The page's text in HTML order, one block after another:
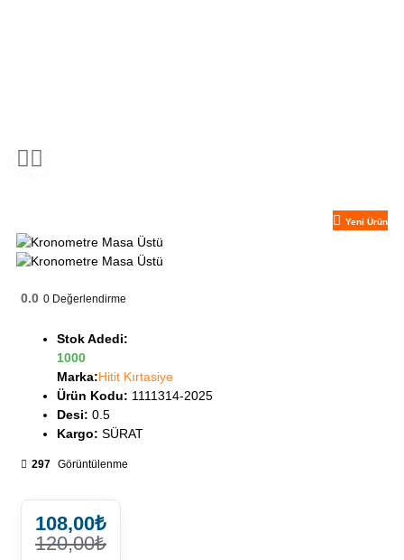
Yeni Ürün
0.0 0 Değerlendirme
Stok Adedi:
1000
Marka:Hitit Kırtasiye
Ürün Kodu: 1111314-2025
Desi: 0.5
Kargo: SÜRAT
297 Görüntülenme
108,00₺
120,00₺